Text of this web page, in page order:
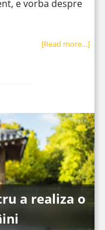
e vorba despre
[Read more…]
a realiza o